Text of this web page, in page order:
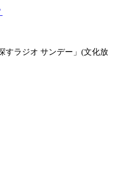
すラジオ サンデー」(文化放